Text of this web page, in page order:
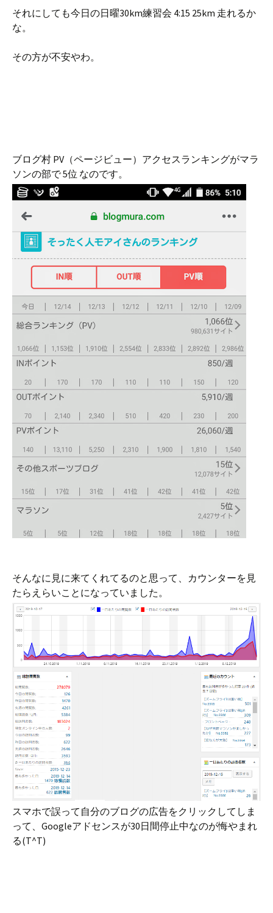
それにしても今日の日曜30km練習会 4:15 25km 走れるか
な。
その方が不安やわ。
ブログ村 PV（ページビュー）アクセスランキングがマラ
ソンの部で 5位 なのです。
そんなに見に来てくれてるのと思って、カウンターを見
たらえらいことになっていました。
スマホで誤って自分のブログの広告をクリックしてしま
って、Googleアドセンスが30日間停止中なのが悔やまれ
る(T^T)